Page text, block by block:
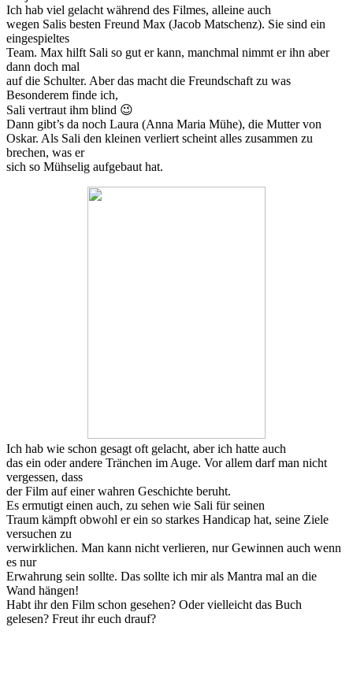
Ich hab viel gelacht während des Filmes, alleine auch
wegen Salis besten Freund Max (Jacob Matschenz). Sie sind ein
eingespieltes
Team. Max hilft Sali so gut er kann, manchmal nimmt er ihn aber
dann doch mal
auf die Schulter. Aber das macht die Freundschaft zu was
Besonderem finde ich,
Sali vertraut ihm blind 😉
Dann gibt’s da noch Laura (Anna Maria Mühe), die Mutter von
Oskar. Als Sali den kleinen verliert scheint alles zusammen zu
brechen, was er
sich so Mühselig aufgebaut hat.
Ich hab wie schon gesagt oft gelacht, aber ich hatte auch
das ein oder andere Tränchen im Auge. Vor allem darf man nicht
vergessen, dass
der Film auf einer wahren Geschichte beruht.
Es ermutigt einen auch, zu sehen wie Sali für seinen
Traum kämpft obwohl er ein so starkes Handicap hat, seine Ziele
versuchen zu
verwirklichen. Man kann nicht verlieren, nur Gewinnen auch wenn
es nur
Erwahrung sein sollte. Das sollte ich mir als Mantra mal an die
Wand hängen!
Habt ihr den Film schon gesehen? Oder vielleicht das Buch
gelesen? Freut ihr euch drauf?